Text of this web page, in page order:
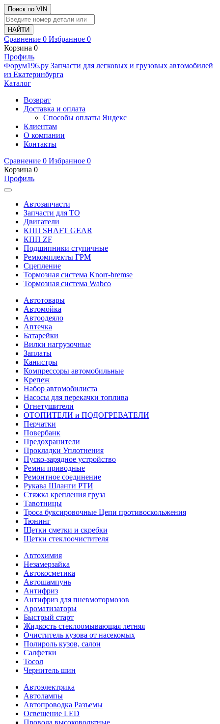
Поиск по VIN
Сравнение 0 Избранное 0
Корзина 0
Профиль
Фoрум196.ру Запчасти для легковых и грузовых автомобилей
из Екатеринбурга
Каталог
Возврат
Доставка и оплата
Способы оплаты Яндекс
Клиентам
О компании
Контакты
Сравнение 0 Избранное 0
Корзина 0
Профиль
Автозапчасти
Запчасти для ТО
Двигатели
КПП SHAFT GEAR
КПП ZF
Подшипники ступичные
Ремкомплекты ГРМ
Сцепление
Тормозная система Knorr-bremse
Тормозная система Wabco
Автотовары
Автомойка
Автоодеяло
Аптечка
Батарейки
Вилки нагрузочные
Заплаты
Канистры
Компрессоры автомобильные
Крепеж
Набор автомобилиста
Насосы для перекачки топлива
Огнетушители
ОТОПИТЕЛИ и ПОДОГРЕВАТЕЛИ
Перчатки
Повербанк
Предохранители
Прокладки Уплотнения
Пуско-зарядное устройство
Ремни приводные
Ремонтное соединение
Рукава Шланги РТИ
Стяжка крепления груза
Тавотницы
Троса буксировочные Цепи противоскольжения
Тюнинг
Щетки сметки и скребки
Щетки стеклоочистителя
Автохимия
Незамерзайка
Автокосметика
Автошампунь
Антифриз
Антифриз для пневмотормозов
Ароматизаторы
Быстрый старт
Жидкость стеклоомывающая летняя
Очиститель кузова от насекомых
Полироль кузов, салон
Салфетки
Тосол
Чернитель шин
Автоэлектрика
Автолампы
Автопроводка Разъемы
Освещение LED
Провода высоковольтные